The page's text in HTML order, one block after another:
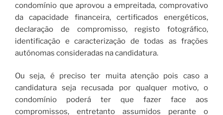
condomínio que aprovou a empreitada, comprovativo
da capacidade financeira, certificados energéticos,
declaração de compromisso, registo fotográfico,
identificação e caracterização de todas as frações
autónomas consideradas na candidatura.
Ou seja, é preciso ter muita atenção pois caso a
candidatura seja recusada por qualquer motivo, o
condomínio poderá ter que fazer face aos
compromissos, entretanto assumidos perante o